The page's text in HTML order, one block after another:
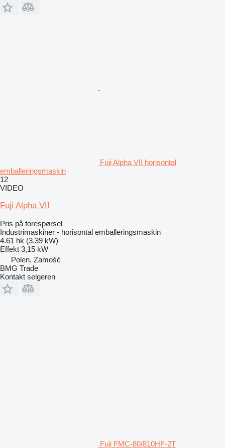
Fuji Alpha VII horisontal
emballeringsmaskin
12
VIDEO
Fuji Alpha VII
Pris på forespørsel
Industrimaskiner - horisontal emballeringsmaskin
4.61 hk (3.39 kW)
Effekt 3,15 kW
Polen, Zamość
BMG Trade
Kontakt selgeren
Fuji FMC-80/810HF-2T